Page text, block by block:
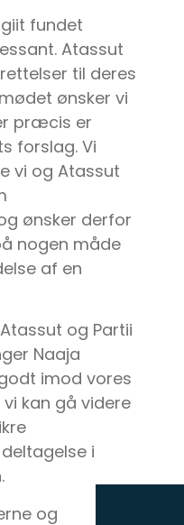
fundet
Atassut
til deres
ønsker vi
præcis er
forslag. Vi
vi og Atassut
ønsker derfor
nogen måde
af en
og Partii
Naaja
imod vores
kan gå videre
i
og